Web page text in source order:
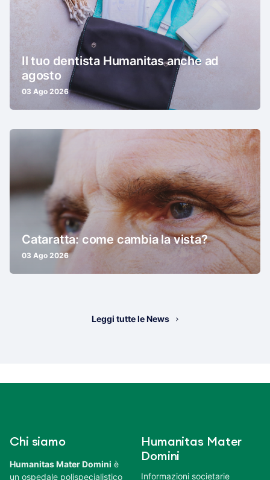
Il tuo dentista Humanitas anche ad
agosto
03 Ago 2026
Cataratta: come cambia la vista?
03 Ago 2026
Leggi tutte le News
Chi siamo
Humanitas Mater Domini è
un ospedale polispecialistico
Humanitas Mater
Domini
Informazioni societarie